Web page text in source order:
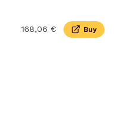
168,06 € Buy